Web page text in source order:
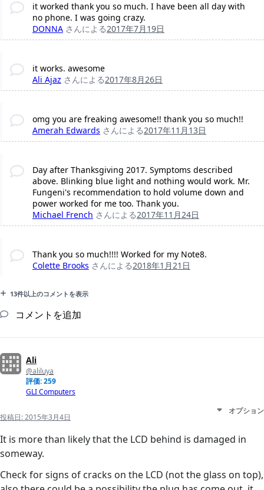
it worked thank you so much. I have been all day with
no phone. I was going crazy.
DONNA さんによる2017年7月19日
it works. awesome
Ali Ajaz さんによる2017年8月26日
omg you are freaking awesome!! thank you so much!!
Amerah Edwards さんによる2017年11月13日
Day after Thanksgiving 2017. Symptoms described
above. Blinking blue light and nothing would work. Mr.
Fungeni's recommendation to hold volume down and
power worked for me too. Thank you.
Michael French さんによる2017年11月24日
Thank you so much!!!! Worked for my Note8.
Colette Brooks さんによる2018年1月21日
13件以上のコメントを表示
コメントを追加
Ali
@aliluya
評価: 259
GLI Computers
投稿日:2015年3月4日
オプション
It is more than likely that the LCD behind is damaged in
someway.
Check for signs of cracks on the LCD (not the glass on top),